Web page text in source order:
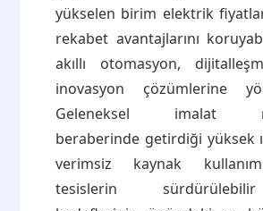
yükselen birim elektrik
rekabet avantajlarını
akıllı otomasyon,
inovasyon çözümlerine
Geleneksel imalat
beraberinde getirdiği yüksek
verimsiz kaynak
tesislerin